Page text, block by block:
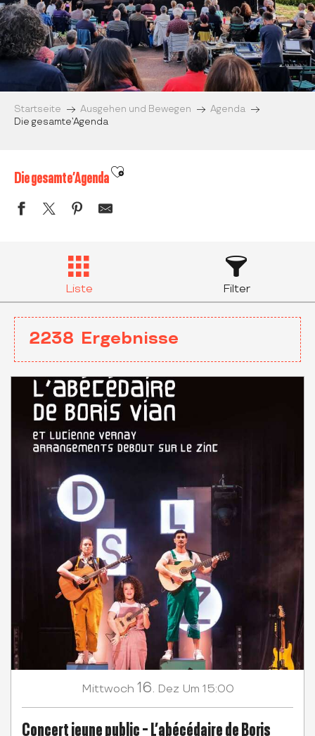
Startseite Ausgehen und Bewegen
Agenda
Die gesamte’Agenda
Die gesamte’AgendaAjouter aux favoris
Liste Filter
2238 Ergebnisse
Mittwoch 16. Dez Um 15:00
Concert jeune public - L’abécédaire de Boris